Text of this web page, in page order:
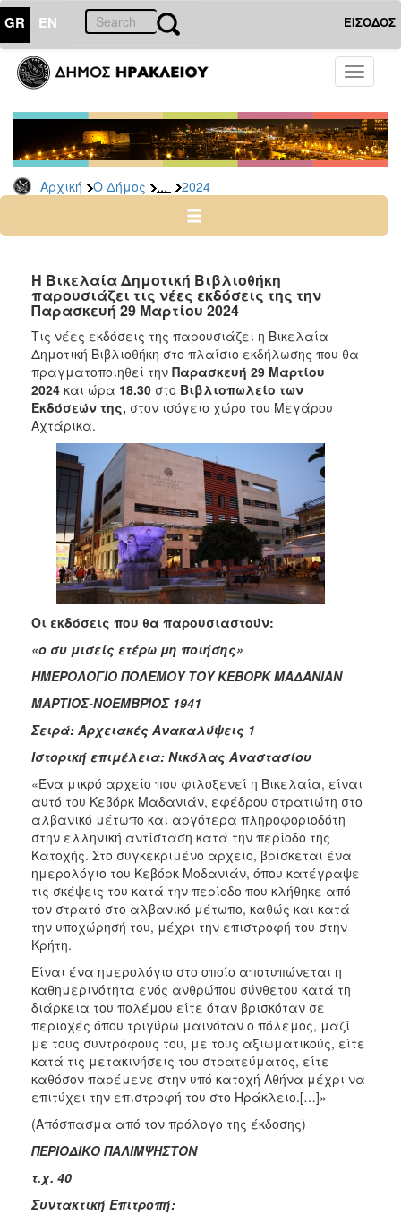
GR EN ΕΙΣΟΔΟΣ
Toggle
Αρχική Ο Δήμος ... 2024
ΔΗΜΟΣ
Δελτία
Τύπου
Αρχείο
2026
2024
2022
2021
2020
2019
2018
2017
2016
2015
2013
2012
2011
2010
2006
ΑΝΘΕΚΤΙΚΗ
ΠΟΛΗ
Η Βικελαία Δημοτική Βιβλιοθήκη
παρουσιάζει τις νέες εκδόσεις της την
Παρασκευή 29 Μαρτίου 2024
Τις νέες εκδόσεις της παρουσιάζει η Βικελαία
Δημοτική Βιβλιοθήκη στο πλαίσιο εκδήλωσης που θα
πραγματοποιηθεί την Παρασκευή 29 Μαρτίου
2024 και ώρα 18.30 στο Βιβλιοπωλείο των
Εκδόσεών της, στον ισόγειο χώρο του Μεγάρου
Αχτάρικα.
Οι εκδόσεις που θα παρουσιαστούν:
«ο συ μισείς ετέρω μη ποιήσης»
ΗΜΕΡΟΛΟΓΙΟ ΠΟΛΕΜΟΥ ΤΟΥ ΚΕΒΟΡΚ ΜΑΔΑΝΙΑΝ
ΜΑΡΤΙΟΣ-ΝΟΕΜΒΡΙΟΣ 1941
Σειρά: Αρχειακές Ανακαλύψεις 1
Ιστορική επιμέλεια: Νικόλας Αναστασίου
«Ένα μικρό αρχείο που φιλοξενεί η Βικελαία, είναι
αυτό του Κεβόρκ Μαδανιάν, εφέδρου στρατιώτη στο
αλβανικό μέτωπο και αργότερα πληροφοριοδότη
στην ελληνική αντίσταση κατά την περίοδο της
Κατοχής. Στο συγκεκριμένο αρχείο, βρίσκεται ένα
ημερολόγιο του Κεβόρκ Μοδανιάν, όπου κατέγραψε
τις σκέψεις του κατά την περίοδο που κλήθηκε από
τον στρατό στο αλβανικό μέτωπο, καθώς και κατά
την υποχώρησή του, μέχρι την επιστροφή του στην
Κρήτη.
Είναι ένα ημερολόγιο στο οποίο αποτυπώνεται η
καθημερινότητα ενός ανθρώπου σύνθετου κατά τη
διάρκεια του πολέμου είτε όταν βρισκόταν σε
περιοχές όπου τριγύρω μαινόταν ο πόλεμος, μαζί
με τους συντρόφους του, με τους αξιωματικούς, είτε
κατά τις μετακινήσεις του στρατεύματος, είτε
καθόσον παρέμενε στην υπό κατοχή Αθήνα μέχρι να
επιτύχει την επιστροφή του στο Ηράκλειο.[…]»
(Απόσπασμα από τον πρόλογο της έκδοσης)
ΠΕΡΙΟΔΙΚΟ ΠΑΛΙΜΨΗΣΤΟΝ
τ.χ. 40
Συντακτική Επιτροπή: